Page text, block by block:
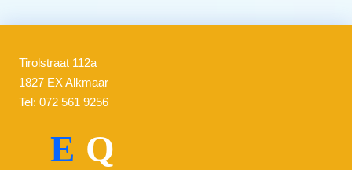
Tirolstraat 112a
1827 EX Alkmaar
Tel: 072 561 9256
E Q